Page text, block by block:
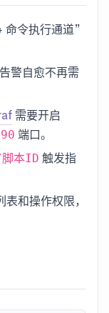
命令执行通道”
警自愈不再需
需要开启
端口。
本ID 触发指
和操作权限，